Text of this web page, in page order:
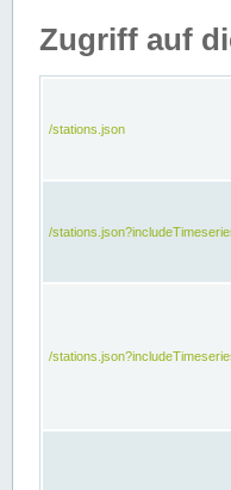
Zugriff auf
/stations.json
/
/